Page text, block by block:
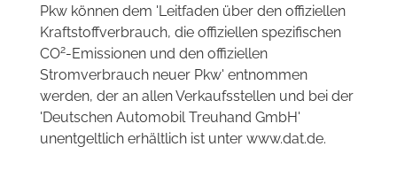
Pkw können dem 'Leitfaden über den offiziellen
Kraftstoffverbrauch, die offiziellen spezifischen
CO2-Emissionen und den offiziellen
Stromverbrauch neuer Pkw' entnommen
werden, der an allen Verkaufsstellen und bei der
'Deutschen Automobil Treuhand GmbH'
unentgeltlich erhältlich ist unter www.dat.de.